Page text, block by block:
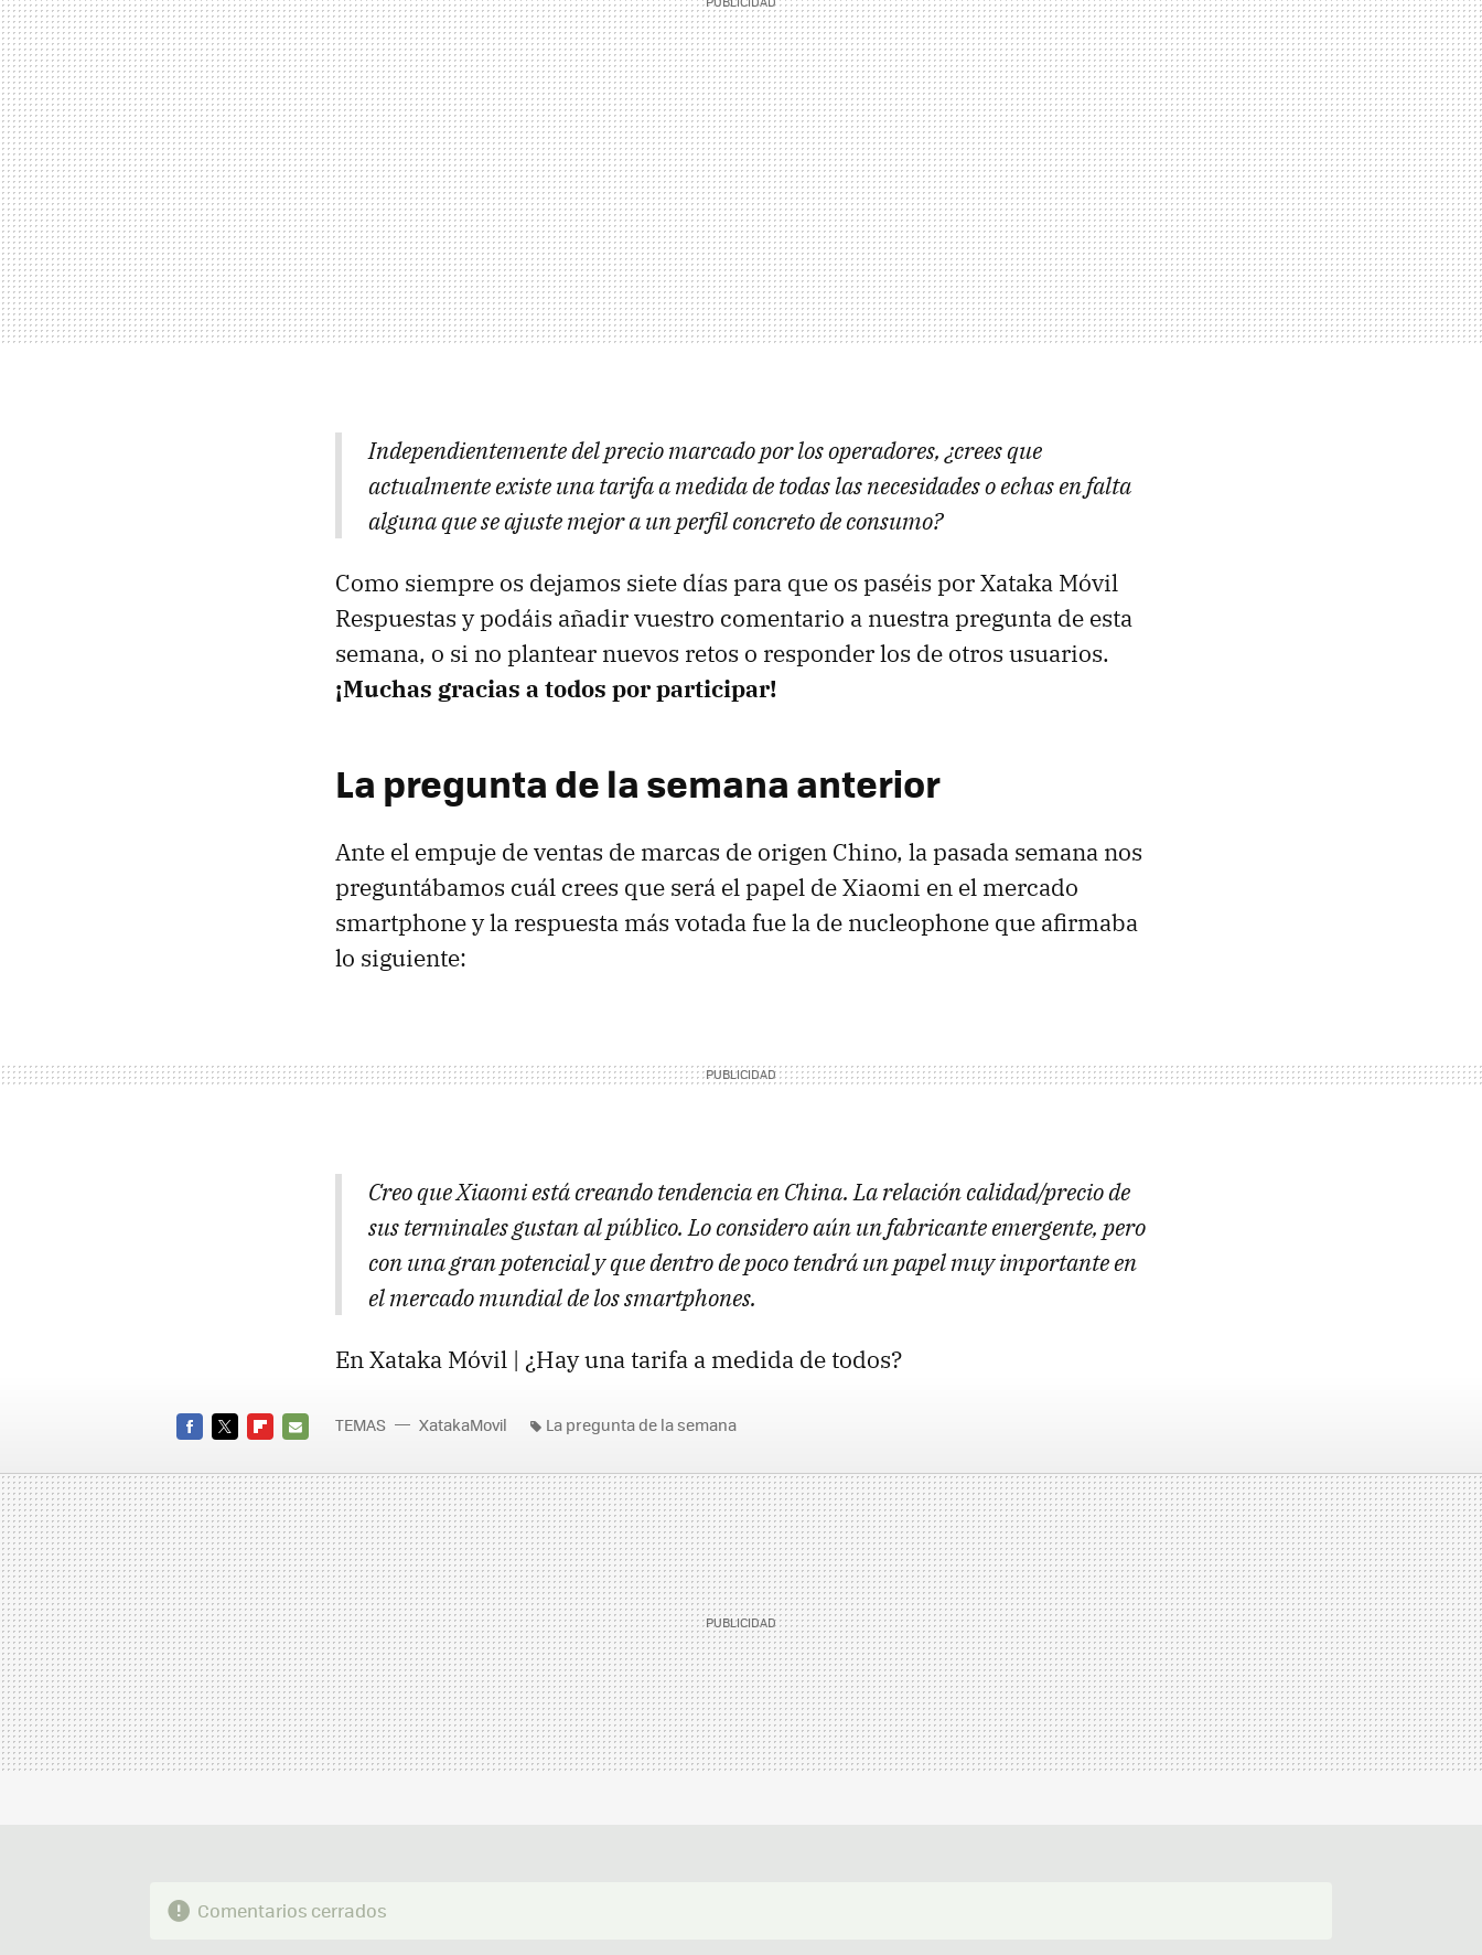
Independientemente del precio marcado por los operadores, ¿crees que
actualmente existe una tarifa a medida de todas las necesidades o echas en falta
alguna que se ajuste mejor a un perfil concreto de consumo?
Como siempre os dejamos siete días para que os paséis por Xataka Móvil
Respuestas y podáis añadir vuestro comentario a nuestra pregunta de esta
semana, o si no plantear nuevos retos o responder los de otros usuarios.
¡Muchas gracias a todos por participar!
La pregunta de la semana anterior
Ante el empuje de ventas de marcas de origen Chino, la pasada semana nos
preguntábamos cuál crees que será el papel de Xiaomi en el mercado
smartphone y la respuesta más votada fue la de nucleophone que afirmaba
lo siguiente:
Creo que Xiaomi está creando tendencia en China. La relación calidad/precio de
sus terminales gustan al público. Lo considero aún un fabricante emergente, pero
con una gran potencial y que dentro de poco tendrá un papel muy importante en
el mercado mundial de los smartphones.
En Xataka Móvil | ¿Hay una tarifa a medida de todos?
MAIL
TEMAS XatakaMovil La pregunta de la semana
Comentarios cerrados